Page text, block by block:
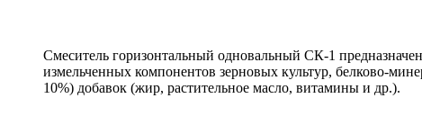
Смеситель горизонтальный одновальный СК-1
измельченных компонентов зерновых культур, белково-
10%) добавок (жир, растительное масло, витамины и др.).